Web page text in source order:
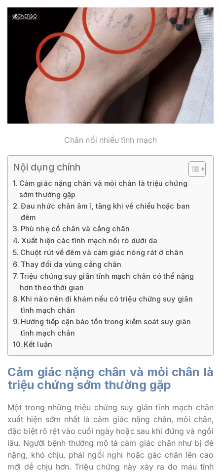
Chân nổi nhiều tĩnh mạch
Nội dụng chính
Cảm giác nặng chân và mỏi chân là triệu chứng
sớm thường gặp
Đau nhức chân âm ỉ, tăng khi về chiều hoặc ban
đêm
Phù nhẹ cổ chân và cẳng chân
Xuất hiện các tĩnh mạch nổi rõ dưới da
Chuột rút về đêm và cảm giác nóng rát ở chân
Thay đổi da vùng cẳng chân
Triệu chứng suy giãn tĩnh mạch chân có thể nặng
hơn theo thời gian
Khi nào nên đi khám nếu có triệu chứng suy giãn
tĩnh mạch chân
Hướng tiếp cận bảo tồn trong kiểm soát suy giãn
tĩnh mạch chân
Kết luận
Cảm giác nặng chân và mỏi chân là
triệu chứng sớm thường gặp
Một trong những triệu chứng suy giãn tĩnh mạch chân
xuất hiện sớm nhất là cảm giác nặng chân, mỏi chân,
đặc biệt rõ rệt vào cuối ngày hoặc sau khi đứng và ngồi
lâu. Người bệnh thường mô tả cảm giác chân như bị đè
nặng, khó chịu, phải ngồi nghỉ hoặc gác chân lên cao
mới dễ chịu hơn. Triệu chứng này xảy ra do máu tĩnh